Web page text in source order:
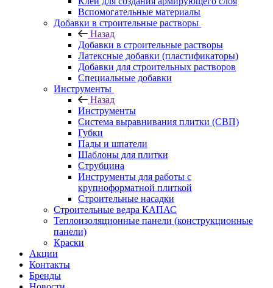
Вспомогательные материалы
Добавки в строительные растворы
Назад
Добавки в строительные растворы
Латексные добавки (пластификаторы)
Добавки для строительных растворов
Специальные добавки
Инструменты
Назад
Инструменты
Система выравнивания плитки (СВП)
Губки
Пады и шпатели
Шаблоны для плитки
Струбцина
Инструменты для работы с
крупноформатной плиткой
Строительные насадки
Строительные ведра КАПАС
Теплоизоляционные панели (конструкционные
панели)
Краски
Акции
Контакты
Бренды